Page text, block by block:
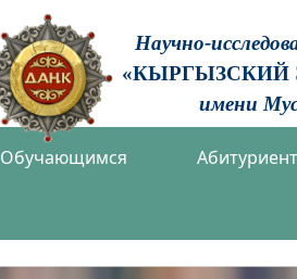
Научно-
имени
Обучающимся